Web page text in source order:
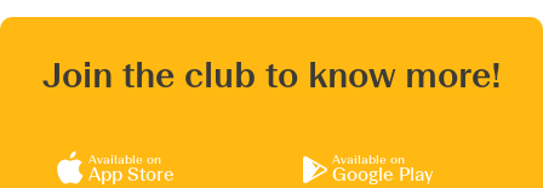
Join the club to know more!
Available on
App Store
Available on
Google Play